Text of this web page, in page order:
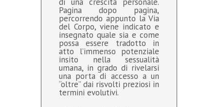
Pagina dopo pagina,
percorrendo appunto la Via
del Corpo, viene indicato e
insegnato quale sia e come
possa essere tradotto in
atto l’immenso potenziale
insito nella sessualità
umana, in grado di rivelarsi
una porta di accesso a un
“oltre” dai risvolti preziosi in
termini evolutivi.